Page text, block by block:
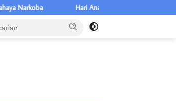
Hari Anak 2026 di Sumut, Titiek Sugiharti: